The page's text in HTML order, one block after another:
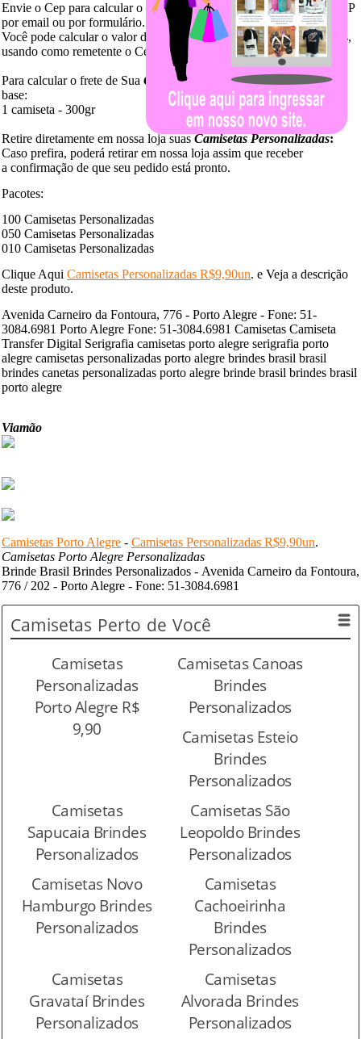
Envie o Cep para calcular o valor de frete. Você pode enviar seu CEP
por email ou por formulário.
Você pode calcular o valor do frete, diretamente no site dos Correios,
usando como remetente o Cep 91040
Para calcular o frete de Sua Camiseta Personalizada
use peso como
base:
1 camiseta - 300gr
Retire diretamente em nossa loja suasCamisetas Personalizadas:
Caso prefira, poderá retirar em nossa loja assim que receber
a confirmação de que seu pedido está pronto.
Pacotes:
100 Camisetas Personalizadas
050 Camisetas Personalizadas
010 Camisetas Personalizadas
Clique Aqui Camisetas Personalizadas R$9,90un. e Veja a descrição
deste produto.
Avenida Carneiro da Fontoura, 776 - Porto Alegre - Fone: 51-
3084.6981 Porto Alegre Fone: 51-3084.6981 Camisetas Camiseta
Transfer Digital Serigrafia camisetas porto alegre serigrafia porto
alegre camisetas personalizadas porto alegre brindes brasil brasil
brindes canetas personalizadas porto alegre brinde brasil brindes brasil
porto alegre
Viamão
Camisetas Porto Alegre - Camisetas Personalizadas R$9,90un.
Camisetas Porto Alegre Personalizadas
Brinde Brasil Brindes Personalizados - Avenida Carneiro da Fontoura,
776 / 202 - Porto Alegre - Fone: 51-3084.6981
Camisetas Perto de Você
Camisetas
Personalizadas
Porto Alegre R$
9,90
Camisetas Canoas
Brindes
Personalizados
Camisetas Esteio
Brindes
Personalizados
Camisetas
Sapucaia Brindes
Personalizados
Camisetas São
Leopoldo Brindes
Personalizados
Camisetas Novo
Hamburgo Brindes
Personalizados
Camisetas
Cachoeirinha
Brindes
Personalizados
Camisetas
Gravataí Brindes
Personalizados
Camisetas
Alvorada Brindes
Personalizados